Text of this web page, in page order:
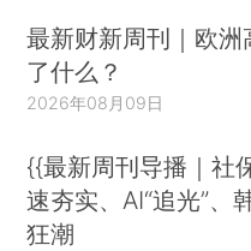
最新财新周刊｜欧洲
了什么？
2026年08月09日
{{最新周刊导播｜社
速夯实、AI“追光”、
狂潮